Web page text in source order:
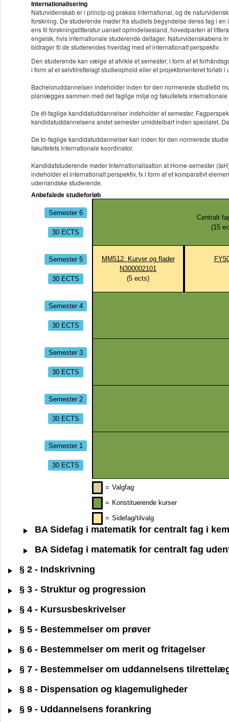
Internationalisering
Naturvidenskab er i princip og praksis international, og de
forskning. De studerende møder fra studiets begyndelse deres fag i
ens til forskningslitteratur uanset oprindelsesland, hovedparten af
engelsk, hvis internationale studerende deltager. Naturvidenskabens
bidrager til de studerendes hverdag med et internationalt perspektiv.
Den studerende kan vælge at afvikle et semester, i form af et
i form af et selvtilrettelagt studieophold eller et projektorienteret forløb i
Bacheloruddannelsen indeholder inden for den normerede studietid
planlægges sammen med det faglige miljø og fakultetets internationale
De ét-faglige kandidatuddannelser indeholder et semester,
kandidatuddannelsens andet semester umiddelbart inden specialet.
De to-faglige kandidatuddannelser kan inden for den normerede
fakultetets internationale koordinator.
Kandidatstuderende møder Internationalisation at Home-semester
indeholder et internationalt perspektiv, fx i form af et komparativt
udenlandske studerende.
Anbefalede studieforløb
Semester 6
30 ECTS
Centralt
(15
Semester 5
30 ECTS
MM512: Kurver og flader
N300002101
(5 ects)
Semester 4
30 ECTS
Semester 3
30 ECTS
Semester 2
30 ECTS
Semester 1
30 ECTS
= Valgfag
= Konstituerende kurser
= Sidefag/tilvalg
BA Sidefag i matematik for centralt fag i
BA Sidefag i matematik for centralt fag
§ 2 - Indskrivning
§ 3 - Struktur og progression
§ 4 - Kursusbeskrivelser
§ 5 - Bestemmelser om prøver
§ 6 - Bestemmelser om merit og fritagelser
§ 7 - Bestemmelser om uddannelsens
§ 8 - Dispensation og klagemuligheder
§ 9 - Uddannelsens forankring